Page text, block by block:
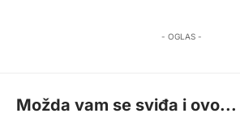
- OGLAS -
Možda vam se sviđa i ovo...